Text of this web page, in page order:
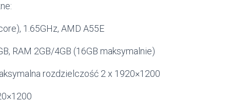
1.65GHz, AMD A55E
RAM 2GB/4GB (16GB maksymalnie)
rozdzielczość 2 x 1920×1200